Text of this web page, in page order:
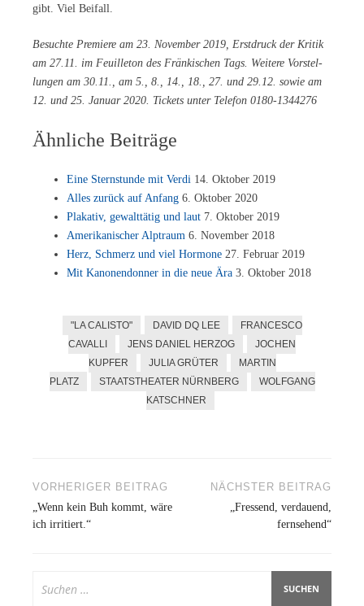
gibt. Viel Beifall.
Be­such­te Pre­mie­re am 23. No­vem­ber 2019, Erst­druck der Kri­tik
am 27.11. im Feuil­le­ton des Frän­ki­schen Tags. Wei­te­re Vor­stel­
lun­gen am 30.11., am 5., 8., 14., 18., 27. und 29.12. so­wie am
12. und 25. Ja­nu­ar 2020. Ti­ckets un­ter Te­le­fon 0180-1344276
Ähnliche Beiträge
Eine Stern­stun­de mit Ver­di 14. Ok­to­ber 2019
Al­les zu­rück auf An­fang 6. Ok­to­ber 2020
Pla­ka­tiv, ge­walt­tä­tig und laut 7. Ok­to­ber 2019
Ame­ri­ka­ni­scher Alp­traum 6. No­vem­ber 2018
Herz, Schmerz und viel Hor­mo­ne 27. Fe­bru­ar 2019
Mit Ka­no­nen­don­ner in die neue Ära 3. Ok­to­ber 2018
"LA CALISTO" DAVID DQ LEE
FRANCESCO
CAVALLI
JENS DANIEL HERZOG
JOCHEN
KUPFER
JULIA GRÜTER
MARTIN
PLATZ
STAATSTHEATER NÜRNBERG
WOLFGANG
KATSCHNER
Beitragsnavigation
VORHERIGER BEITRAG
„Wenn kein Buh kommt, wäre
ich irritiert.“
NÄCHSTER BEITRAG
„Fressend, verdauend,
fernsehend“
nach: